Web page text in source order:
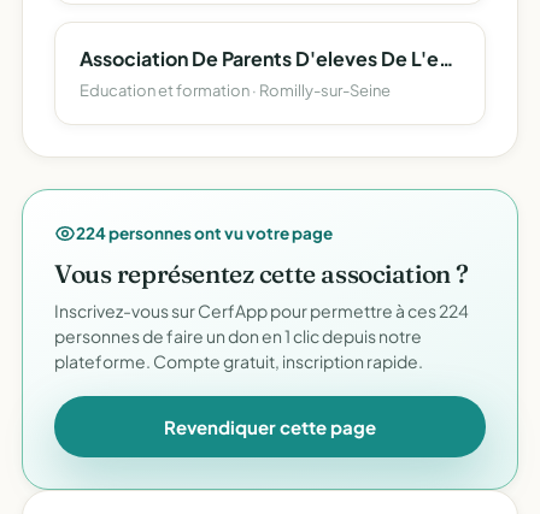
Association De Parents D'eleves De L'enseignement Libre (Apel) Du Groupe Scolaire St Joseph-Ste Anne, Dite Apel St Joseph-Ste Anne
Education et formation · Romilly-sur-Seine
224 personnes ont vu votre page
Vous représentez cette association ?
Inscrivez-vous sur CerfApp pour permettre à ces 224
personnes de faire un don en 1 clic depuis notre
plateforme. Compte gratuit, inscription rapide.
Revendiquer cette page